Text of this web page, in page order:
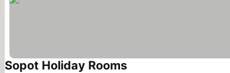
Sopot Holiday Rooms